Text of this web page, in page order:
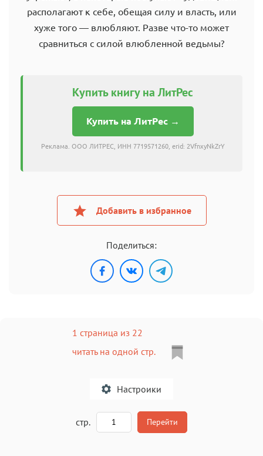
располагают к себе, обещая силу и власть, или
хуже того — влюбляют. Разве что-то может
сравниться с силой влюбленной ведьмы?
Купить книгу на ЛитРес
Купить на ЛитРес →
Реклама. ООО ЛИТРЕС, ИНН 7719571260, erid: 2VfnxyNkZrY
Добавить в избранное
Поделиться:
1 страница из 22
читать на одной стр.
Настроики
стр. Перейти